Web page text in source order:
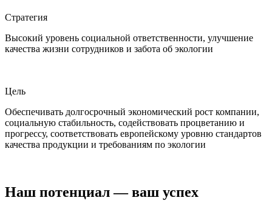
Стратегия
Высокий уровень социальной ответственности, улучшение
качества жизни сотрудников и забота об экологии
Цель
Обеспечивать долгосрочный экономический рост компании,
социальную стабильность, содействовать процветанию и
прогрессу, соответствовать европейскому уровню стандартов
качества продукции и требованиям по экологии
Наш потенциал — ваш успех